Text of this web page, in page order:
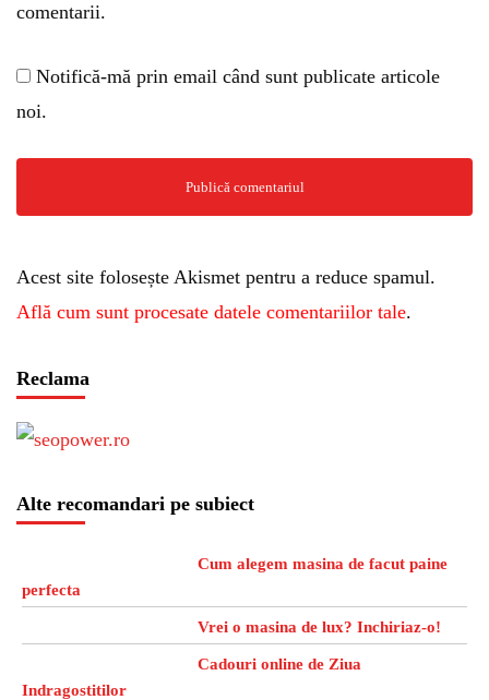
comentarii.
Notifică-mă prin email când sunt publicate articole
noi.
Acest site folosește Akismet pentru a reduce spamul.
Află cum sunt procesate datele comentariilor tale.
Reclama
Alte recomandari pe subiect
Cum alegem masina de facut paine
perfecta
Vrei o masina de lux? Inchiriaz-o!
Cadouri online de Ziua
Indragostitilor